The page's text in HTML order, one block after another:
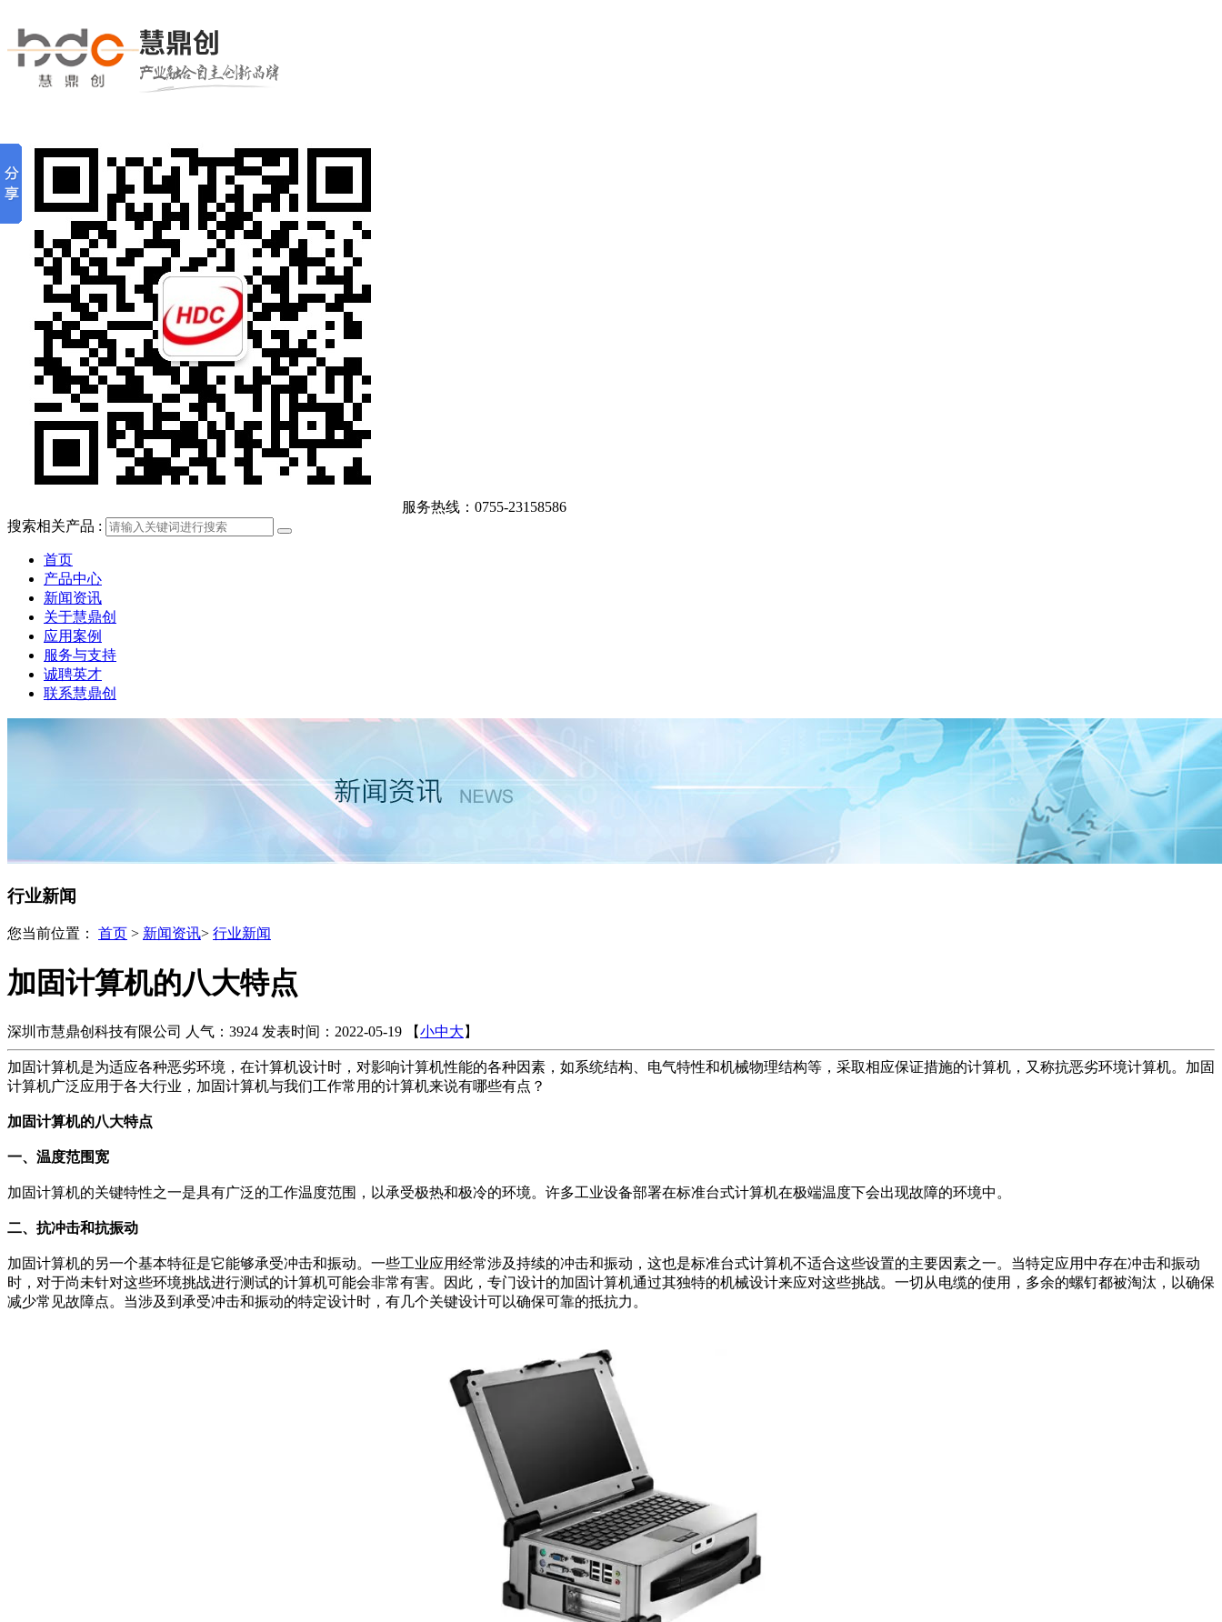
服务热线：0755-23158586
搜索相关产品 :
首页
产品中心
新闻资讯
关于慧鼎创
应用案例
服务与支持
诚聘英才
联系慧鼎创
行业新闻
您当前位置： 首页 > 新闻资讯> 行业新闻
加固计算机的八大特点
深圳市慧鼎创科技有限公司 人气：3924 发表时间：2022-05-19 【小中大 】
加固计算机是为适应各种恶劣环境，在计算机设计时，对影响计算机性能的各种因素，如系统结构、电气特性和机械物理结构等，采取相应保证措施的计算机，又称抗恶劣环境计算机。加固
计算机广泛应用于各大行业，加固计算机与我们工作常用的计算机来说有哪些有点？
加固计算机的八大特点
一、温度范围宽
加固计算机的关键特性之一是具有广泛的工作温度范围，以承受极热和极冷的环境。许多工业设备部署在标准台式计算机在极端温度下会出现故障的环境中。
二、抗冲击和抗振动
加固计算机的另一个基本特征是它能够承受冲击和振动。一些工业应用经常涉及持续的冲击和振动，这也是标准台式计算机不适合这些设置的主要因素之一。当特定应用中存在冲击和振动
时，对于尚未针对这些环境挑战进行测试的计算机可能会非常有害。因此，专门设计的加固计算机通过其独特的机械设计来应对这些挑战。一切从电缆的使用，多余的螺钉都被淘汰，以确保
减少常见故障点。当涉及到承受冲击和振动的特定设计时，有几个关键设计可以确保可靠的抵抗力。